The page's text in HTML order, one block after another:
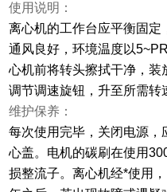
使用说明：
离心机的工作台应平衡固定
通风良好，环境温度以5~
心机前将转头擦拭干净，装
调节调速旋钮，升至所需转
维护保养：
每次使用完毕，关闭电源
心盖。电机的碳刷在使用
损整流子。离心机经*使用